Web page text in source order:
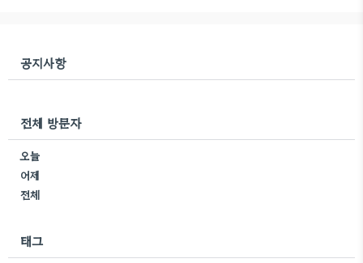
공지사항
전체 방문자
오늘
어제
전체
태그